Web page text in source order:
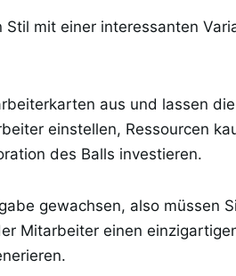
mit einer interessanten
aus und lassen
einstellen, Ressourcen
des Balls investieren.
gewachsen, also müssen
Mitarbeiter einen